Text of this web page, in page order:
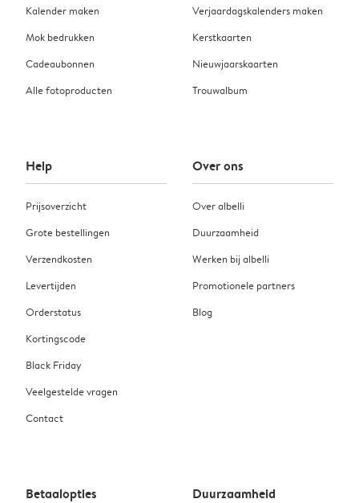
Kalender maken
Mok bedrukken
Cadeaubonnen
Alle fotoproducten
Verjaardagskalenders maken
Kerstkaarten
Nieuwjaarskaarten
Trouwalbum
Help
Prijsoverzicht
Grote bestellingen
Verzendkosten
Levertijden
Orderstatus
Kortingscode
Black Friday
Veelgestelde vragen
Contact
Over ons
Over albelli
Duurzaamheid
Werken bij albelli
Promotionele partners
Blog
Betaalopties Duurzaamheid